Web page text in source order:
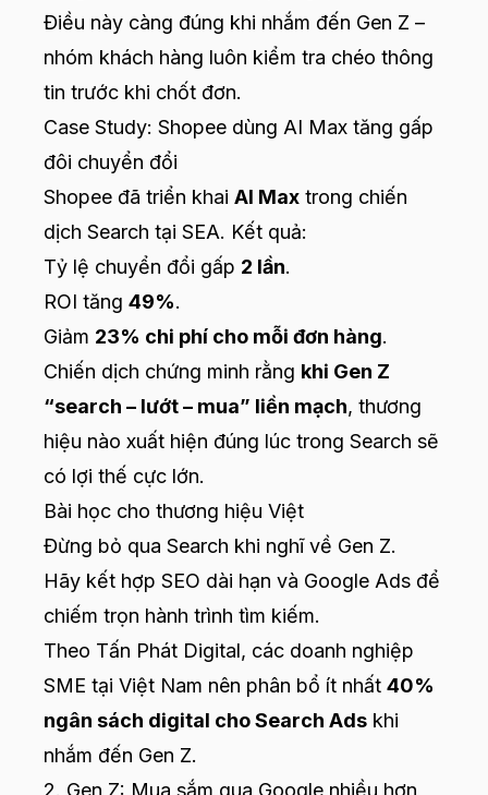
Điều này càng đúng khi nhắm đến Gen Z –
nhóm khách hàng luôn kiểm tra chéo thông
tin trước khi chốt đơn.
Case Study: Shopee dùng AI Max tăng gấp
đôi chuyển đổi
Shopee đã triển khai AI Max trong chiến
dịch Search tại SEA. Kết quả:
Tỷ lệ chuyển đổi gấp 2 lần.
ROI tăng 49%.
Giảm 23% chi phí cho mỗi đơn hàng.
Chiến dịch chứng minh rằng khi Gen Z
“search – lướt – mua” liền mạch, thương
hiệu nào xuất hiện đúng lúc trong Search sẽ
có lợi thế cực lớn.
Bài học cho thương hiệu Việt
Đừng bỏ qua Search khi nghĩ về Gen Z.
Hãy kết hợp SEO dài hạn và Google Ads để
chiếm trọn hành trình tìm kiếm.
Theo Tấn Phát Digital, các doanh nghiệp
SME tại Việt Nam nên phân bổ ít nhất 40%
ngân sách digital cho Search Ads khi
nhắm đến Gen Z.
2. Gen Z: Mua sắm qua Google nhiều hơn